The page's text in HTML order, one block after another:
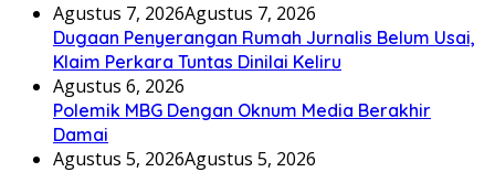
Agustus 7, 2026Agustus 7, 2026
Dugaan Penyerangan Rumah Jurnalis Belum Usai,
Klaim Perkara Tuntas Dinilai Keliru
Agustus 6, 2026
Polemik MBG Dengan Oknum Media Berakhir
Damai
Agustus 5, 2026Agustus 5, 2026